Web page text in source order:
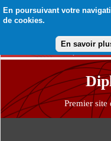
En poursuivant votre
de cookies.
En savoir
Premier